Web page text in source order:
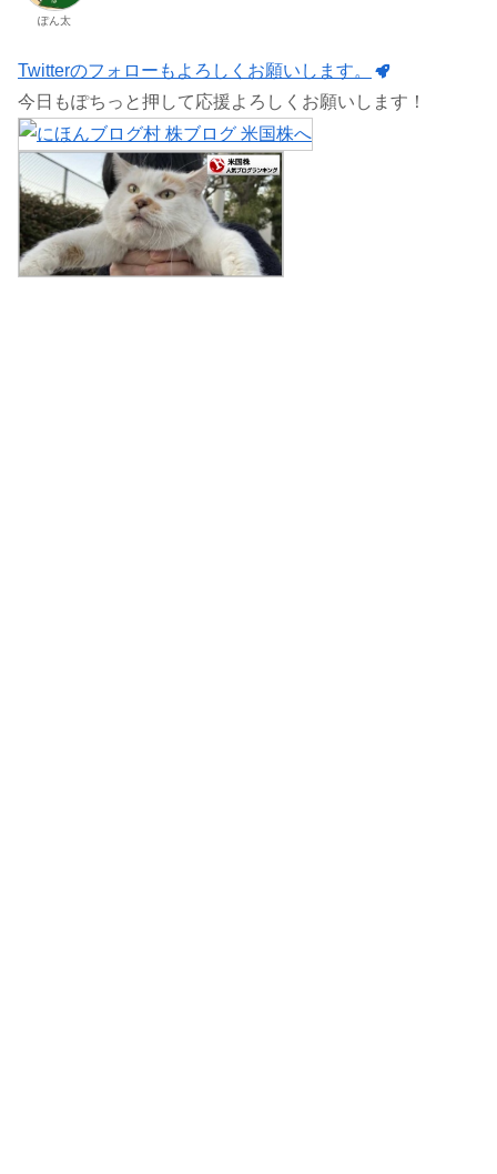
ぽん太
Twitterのフォローもよろしくお願いします。
今日もぽちっと押して応援よろしくお願いします！